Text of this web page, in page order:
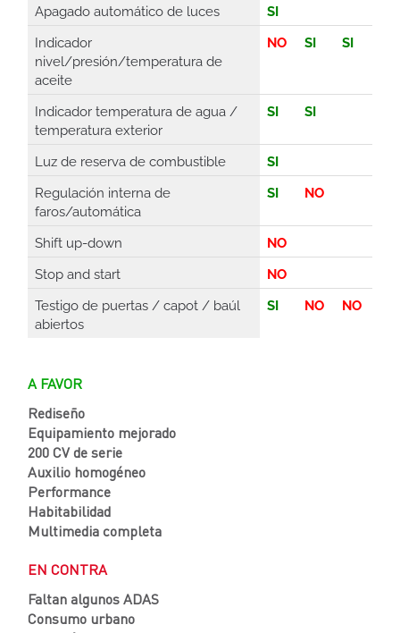
Apagado automático de luces
SI
Indicador
nivel/presión/temperatura de
aceite
NO SI SI
Indicador temperatura de agua /
temperatura exterior
SI SI
Luz de reserva de combustible
SI
Regulación interna de
faros/automática
SI NO
Shift up-down
NO
Stop and start
NO
Testigo de puertas / capot / baúl
abiertos
SI NO NO
A FAVOR
Rediseño
Equipamiento mejorado
200 CV de serie
Auxilio homogéneo
Performance
Habitabilidad
Multimedia completa
EN CONTRA
Faltan algunos ADAS
Consumo urbano